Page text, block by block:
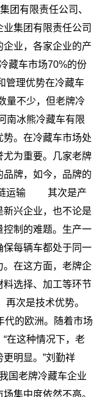
团有限责任公司、
集团有限责任公司
业，各家企业的产
藏车市场70%的份
理优势在冷藏车
量不少，但老牌冷
南冰熊冷藏车有限
。在冷藏车市场处
尤为重要。几家老牌
牌，如今，品牌的
运输
其次是产
兴企业，也不论是
控制的难题。生产一
保每辆车都处于同一
。在这方面，老牌企
料选择、加工等环节
次是技术优势。
代的欧洲。随着市场
在这种情况下，老
明显。”刘勤祥
老牌冷藏车企业
集中度依然不高。